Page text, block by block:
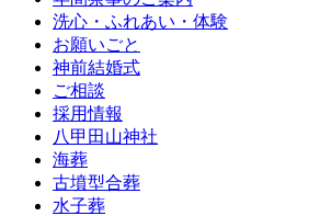
洗心・ふれあい・体験
お願いごと
神前結婚式
ご相談
採用情報
八甲田山神社
海葬
古墳型合葬
水子葬